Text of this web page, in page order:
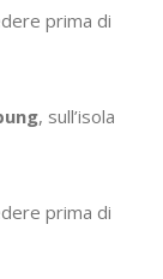
, sull’isola